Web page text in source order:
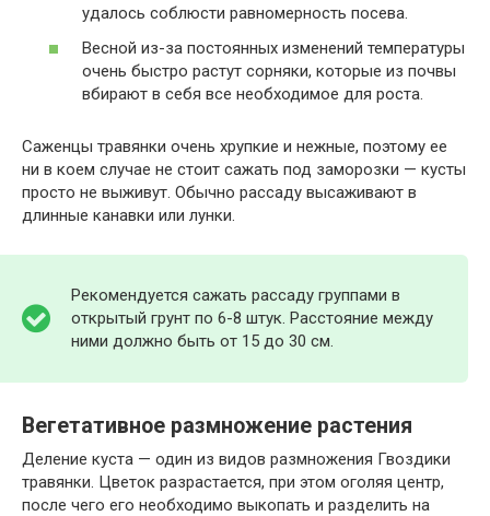
удалось соблюсти равномерность посева.
Весной из-за постоянных изменений температуры
очень быстро растут сорняки, которые из почвы
вбирают в себя все необходимое для роста.
Саженцы травянки очень хрупкие и нежные, поэтому ее
ни в коем случае не стоит сажать под заморозки — кусты
просто не выживут. Обычно рассаду высаживают в
длинные канавки или лунки.
Рекомендуется сажать рассаду группами в
открытый грунт по 6-8 штук. Расстояние между
ними должно быть от 15 до 30 см.
Вегетативное размножение растения
Деление куста — один из видов размножения Гвоздики
травянки. Цветок разрастается, при этом оголяя центр,
после чего его необходимо выкопать и разделить на